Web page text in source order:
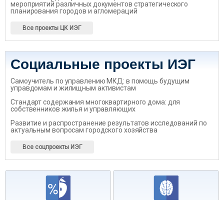
мероприятий различных документов стратегического
планирования городов и агломераций
Все проекты ЦК ИЭГ
Социальные проекты ИЭГ
Самоучитель по управлению МКД: в помощь будущим
управдомам и жилищным активистам
Стандарт содержания многоквартирного дома: для
собственников жилья и управляющих
Развитие и распространение результатов исследований по
актуальным вопросам городского хозяйства
Все соцпроекты ИЭГ